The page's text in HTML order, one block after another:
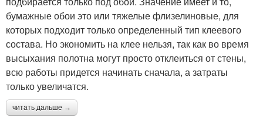
бумажные обои это или тяжелые флизелиновые, для
которых подходит только определенный тип клеевого
состава. Но экономить на клее нельзя, так как во время
высыхания полотна могут просто отклеиться от стены,
всю работы придется начинать сначала, а затраты
только увеличатся.
читать дальше →